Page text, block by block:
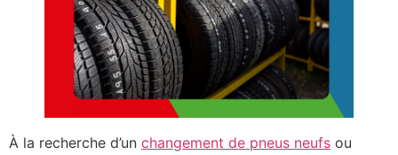
À la recherche d’un changement de pneus neufs ou